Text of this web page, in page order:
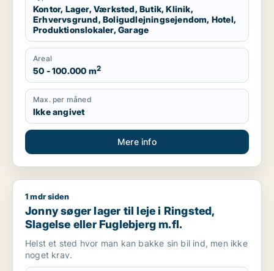
Kontor, Lager, Værksted, Butik, Klinik,
Erhvervsgrund, Boligudlejningsejendom, Hotel,
Produktionslokaler, Garage
Areal
50 - 100.000 m2
Max. per måned
Ikke angivet
Mere info
Jonny søger lager til leje i Ringsted, Slagelse eller
1 mdr siden
Jonny søger lager til leje i Ringsted,
Slagelse eller Fuglebjerg m.fl.
Helst et sted hvor man kan bakke sin bil ind, men ikke
noget krav.